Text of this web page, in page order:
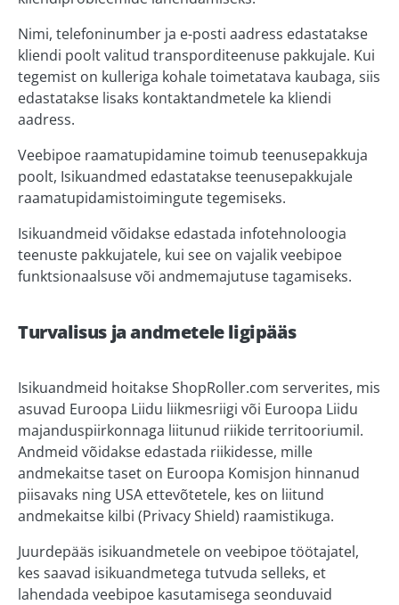
Nimi, telefoninumber ja e-posti aadress edastatakse
kliendi poolt valitud transporditeenuse pakkujale. Kui
tegemist on kulleriga kohale toimetatava kaubaga, siis
edastatakse lisaks kontaktandmetele ka kliendi
aadress.
Veebipoe raamatupidamine toimub teenusepakkuja
poolt, Isikuandmed edastatakse teenusepakkujale
raamatupidamistoimingute tegemiseks.
Isikuandmeid võidakse edastada infotehnoloogia
teenuste pakkujatele, kui see on vajalik veebipoe
funktsionaalsuse või andmemajutuse tagamiseks.
Turvalisus ja andmetele ligipääs
Isikuandmeid hoitakseShopRoller.com serverites, mis
asuvad Euroopa Liidu liikmesriigi või Euroopa Liidu
majanduspiirkonnaga liitunud riikide territooriumil.
Andmeid võidakse edastada riikidesse, mille
andmekaitse taset on Euroopa Komisjon hinnanud
piisavaks ning USA ettevõtetele, kes on liitund
andmekaitse kilbi (Privacy Shield) raamistikuga.
Juurdepääs isikuandmetele on veebipoe töötajatel,
kes saavad isikuandmetega tutvuda selleks, et
lahendada veebipoe kasutamisega seonduvaid